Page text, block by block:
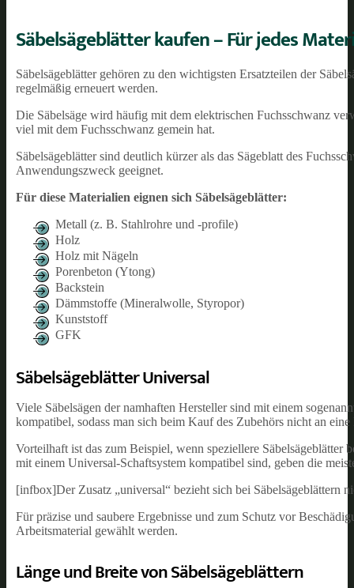
Säbelsägeblätter kaufen – Für jedes
Säbelsägeblätter gehören zu den wichtigsten Ersatzteilen der
regelmäßig erneuert werden.
Die Säbelsäge wird häufig mit dem elektrischen Fuchsschwanz
viel mit dem Fuchsschwanz gemein hat.
Säbelsägeblätter sind deutlich kürzer als das Sägeblatt des
Anwendungszweck geeignet.
Für diese Materialien eignen sich Säbelsägeblätter:
Metall (z. B. Stahlrohre und -profile)
Holz
Holz mit Nägeln
Porenbeton (Ytong)
Backstein
Dämmstoffe (Mineralwolle, Styropor)
Kunststoff
GFK
Säbelsägeblätter Universal
Viele Säbelsägen der namhaften Hersteller sind mit einem
kompatibel, sodass man sich beim Kauf des Zubehörs nicht an
Vorteilhaft ist das zum Beispiel, wenn speziellere
mit einem Universal-Schaftsystem kompatibel sind, geben die
[infbox]Der Zusatz „universal“ bezieht sich bei Säbelsägeblättern
Für präzise und saubere Ergebnisse und zum Schutz vor
Arbeitsmaterial gewählt werden.
Länge und Breite von Säbelsägeblättern